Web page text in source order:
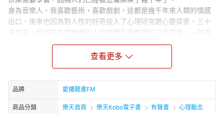
身為音樂人，我喜歡藝術，喜歡戲劇，這都是幾千年來人類的情感
出口，後來也因為對人性的好奇投入了心理研究跟心靈探索。三十
多年來，我從原本想瞭解別人慢慢轉向更務實的自我探索，一路來
我看到多少生命，包括我自己在情感上的升騰與跌宕，而最難能可
貴的是在一連串起伏與踉蹌中，我看到了隱藏其中最珍貴的生命
力。這就是我最急於分享的內容。
感，同時一起學習快樂；讓「快樂」不只是別人研究的學問或專
長，而是藉由別人的經驗跟研究，從中找到自己的方法來經營自己
的快樂，同時實踐自己的幸福。
查看更多
品牌 愛播聽書FM
商品分類 樂天首頁 樂天Kobo電子書 有聲書 心理勵志